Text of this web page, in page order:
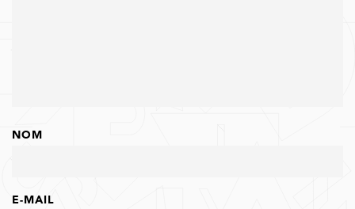
NOM
E-MAIL